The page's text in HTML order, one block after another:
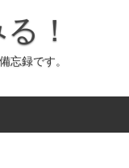
！
忘録です。